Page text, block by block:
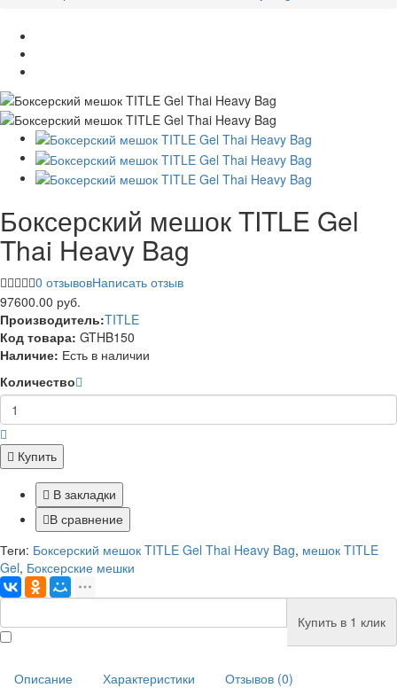
Боксерский мешок TITLE Gel
Thai Heavy Bag
0 отзывовНаписать отзыв
97600.00 руб.
Производитель:TITLE
Код товара: GTHB150
Наличие: Есть в наличии
Количество
Купить
В закладки
В сравнение
Теги: Боксерский мешок TITLE Gel Thai Heavy Bag, мешок TITLE
Gel, Боксерские мешки
Купить в 1 клик
Описание Характеристики
Отзывов (0)